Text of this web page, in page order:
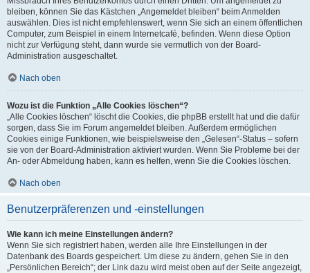
bleiben, können Sie das Kästchen „Angemeldet bleiben“ beim Anmelden
auswählen. Dies ist nicht empfehlenswert, wenn Sie sich an einem öffentlichen
Computer, zum Beispiel in einem Internetcafé, befinden. Wenn diese Option
nicht zur Verfügung steht, dann wurde sie vermutlich von der Board-
Administration ausgeschaltet.
Nach oben
Wozu ist die Funktion „Alle Cookies löschen“?
„Alle Cookies löschen“ löscht die Cookies, die phpBB erstellt hat und die dafür
sorgen, dass Sie im Forum angemeldet bleiben. Außerdem ermöglichen
Cookies einige Funktionen, wie beispielsweise den „Gelesen“-Status – sofern
sie von der Board-Administration aktiviert wurden. Wenn Sie Probleme bei der
An- oder Abmeldung haben, kann es helfen, wenn Sie die Cookies löschen.
Nach oben
Benutzerpräferenzen und -einstellungen
Wie kann ich meine Einstellungen ändern?
Wenn Sie sich registriert haben, werden alle Ihre Einstellungen in der
Datenbank des Boards gespeichert. Um diese zu ändern, gehen Sie in den
„Persönlichen Bereich“; der Link dazu wird meist oben auf der Seite angezeigt,